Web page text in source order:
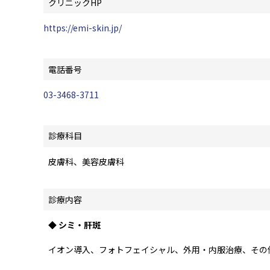
https://emi-skin.jp/
電話番号
03-3468-3711
診療科目
皮膚科、美容皮膚科
診療内容
◆ シミ・肝斑
イオン導入、フォトフェイシャル、外用・内服治療、そ